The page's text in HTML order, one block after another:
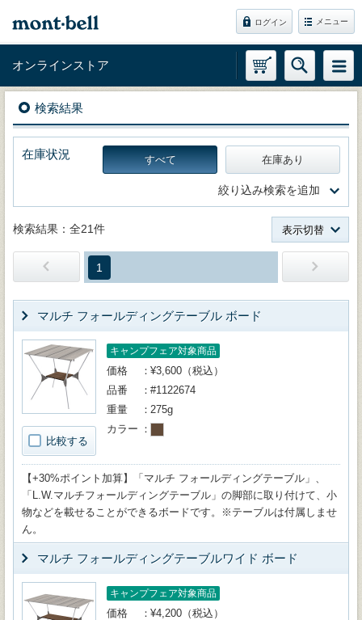
ログイン メニュー
オンラインストア
検索結果
在庫状況 すべて 在庫あり
絞り込み検索を追加
検索結果：全21件 表示切替
1
マルチ フォールディングテーブル ボード
比較する
キャンプフェア対象商品
価格
¥3,600（税込）
品番
#1122674
重量
275g
カラー
【+30%ポイント加算】「マルチ フォールディングテーブル」、
「L.W.マルチフォールディングテーブル」の脚部に取り付けて、小
物などを載せることができるボードです。※テーブルは付属しませ
ん。
マルチ フォールディングテーブルワイド ボード
キャンプフェア対象商品
価格
¥4,200（税込）